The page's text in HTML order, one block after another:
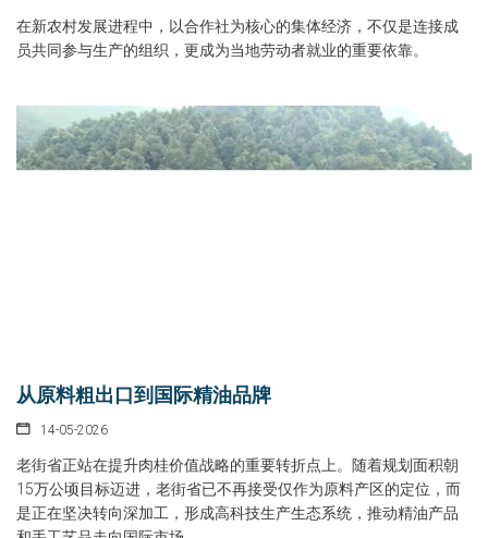
在新农村发展进程中，以合作社为核心的集体经济，不仅是连接成
员共同参与生产的组织，更成为当地劳动者就业的重要依靠。
从原料粗出口到国际精油品牌
14-05-2026
老街省正站在提升肉桂价值战略的重要转折点上。随着规划面积朝
15万公顷目标迈进，老街省已不再接受仅作为原料产区的定位，而
是正在坚决转向深加工，形成高科技生产生态系统，推动精油产品